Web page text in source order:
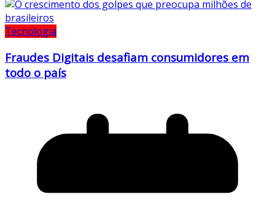
Tecnologia
Fraudes Digitais desafiam consumidores em
todo o país